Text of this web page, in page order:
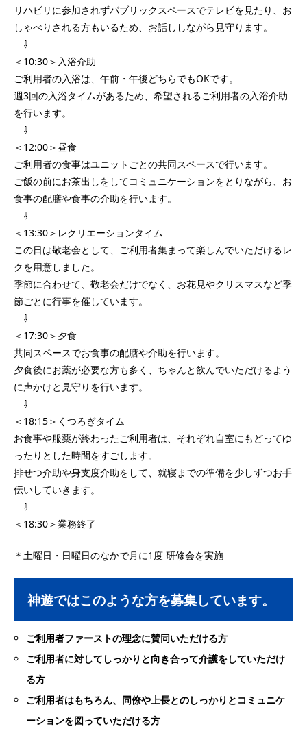
リハビリに参加されずパブリックスペースでテレビを見たり、お
しゃべりされる方もいるため、お話ししながら見守ります。
⇩
＜10:30＞入浴介助
ご利用者の入浴は、午前・午後どちらでもOKです。
週3回の入浴タイムがあるため、希望されるご利用者の入浴介助
を行います。
⇩
＜12:00＞昼食
ご利用者の食事はユニットごとの共同スペースで行います。
ご飯の前にお茶出しをしてコミュニケーションをとりながら、お
食事の配膳や食事の介助を行います。
⇩
＜13:30＞レクリエーションタイム
この日は敬老会として、ご利用者集まって楽しんでいただけるレ
クを用意しました。
季節に合わせて、敬老会だけでなく、お花見やクリスマスなど季
節ごとに行事を催しています。
⇩
＜17:30＞夕食
共同スペースでお食事の配膳や介助を行います。
夕食後にお薬が必要な方も多く、ちゃんと飲んでいただけるよう
に声かけと見守りを行います。
⇩
＜18:15＞くつろぎタイム
お食事や服薬が終わったご利用者は、それぞれ自室にもどってゆ
ったりとした時間をすごします。
排せつ介助や身支度介助をして、就寝までの準備を少しずつお手
伝いしていきます。
⇩
＜18:30＞業務終了
＊土曜日・日曜日のなかで月に1度 研修会を実施
神遊ではこのような方を募集しています。
ご利用者ファーストの理念に賛同いただける方
ご利用者に対してしっかりと向き合って介護をしていただけ
る方
ご利用者はもちろん、同僚や上長とのしっかりとコミュニケ
ーションを図っていただける方